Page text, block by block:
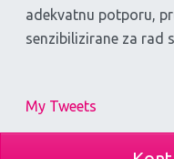
adekvatnu potporu,
senzibilizirane za rad
My Tweets